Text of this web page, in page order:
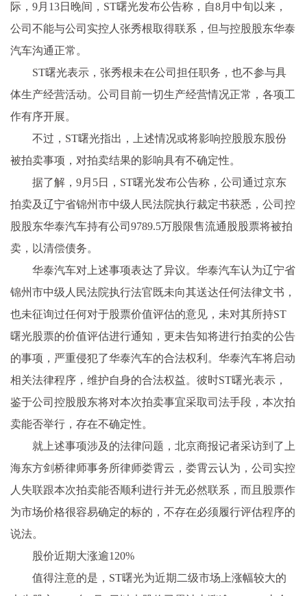
际，9月13日晚间，ST曙光发布公告称，自8月中旬以来，
公司不能与公司实控人张秀根取得联系，但与控股股东华泰
汽车沟通正常。
ST曙光表示，张秀根未在公司担任职务，也不参与具
体生产经营活动。公司目前一切生产经营情况正常，各项工
作有序开展。
不过，ST曙光指出，上述情况或将影响控股股东股份
被拍卖事项，对拍卖结果的影响具有不确定性。
据了解，9月5日，ST曙光发布公告称，公司通过京东
拍卖及辽宁省锦州市中级人民法院执行裁定书获悉，公司控
股股东华泰汽车持有公司9789.5万股限售流通股股票将被拍
卖，以清偿债务。
华泰汽车对上述事项表达了异议。华泰汽车认为辽宁省
锦州市中级人民法院执行法官既未向其送达任何法律文书，
也未征询过任何对于股票价值评估的意见，未对其所持ST
曙光股票的价值评估进行通知，更未告知将进行拍卖的公告
的事项，严重侵犯了华泰汽车的合法权利。华泰汽车将启动
相关法律程序，维护自身的合法权益。彼时ST曙光表示，
鉴于公司控股股东将对本次拍卖事宜采取司法手段，本次拍
卖能否举行，存在不确定性。
就上述事项涉及的法律问题，北京商报记者采访到了上
海东方剑桥律师事务所律师娄霄云，娄霄云认为，公司实控
人失联跟本次拍卖能否顺利进行并无必然联系，而且股票作
为市场价格很容易确定的标的，不存在必须履行评估程序的
说法。
股价近期大涨逾120%
值得注意的是，ST曙光为近期二级市场上涨幅较大的